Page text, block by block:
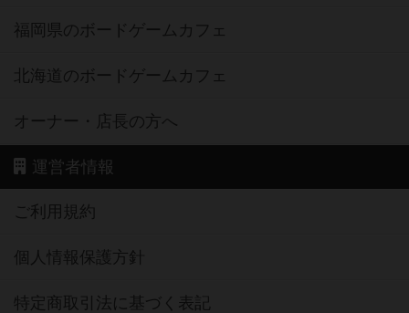
福岡県のボードゲームカフェ
北海道のボードゲームカフェ
オーナー・店長の方へ
運営者情報
ご利用規約
個人情報保護方針
特定商取引法に基づく表記